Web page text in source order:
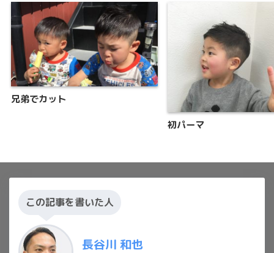
兄弟でカット
初パーマ
この記事を書いた人
長谷川 和也